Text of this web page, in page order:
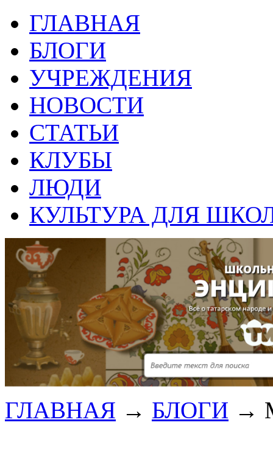
ГЛАВНАЯ
БЛОГИ
УЧРЕЖДЕНИЯ
НОВОСТИ
СТАТЬИ
КЛУБЫ
ЛЮДИ
КУЛЬТУРА ДЛЯ
ГЛАВНАЯ → БЛОГИ →